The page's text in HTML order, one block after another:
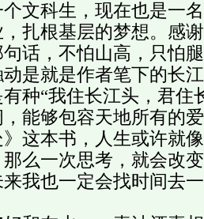
文科生，现在也是一
扎根基层的梦想。感
话，不怕山高，只怕
是就是作者笔下的长
种“我住长江头，君住
能够包容天地所有的
》这本书，人生或许就
么一次思考，就会改
我也一定会找时间去